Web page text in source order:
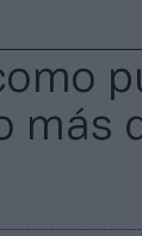
más